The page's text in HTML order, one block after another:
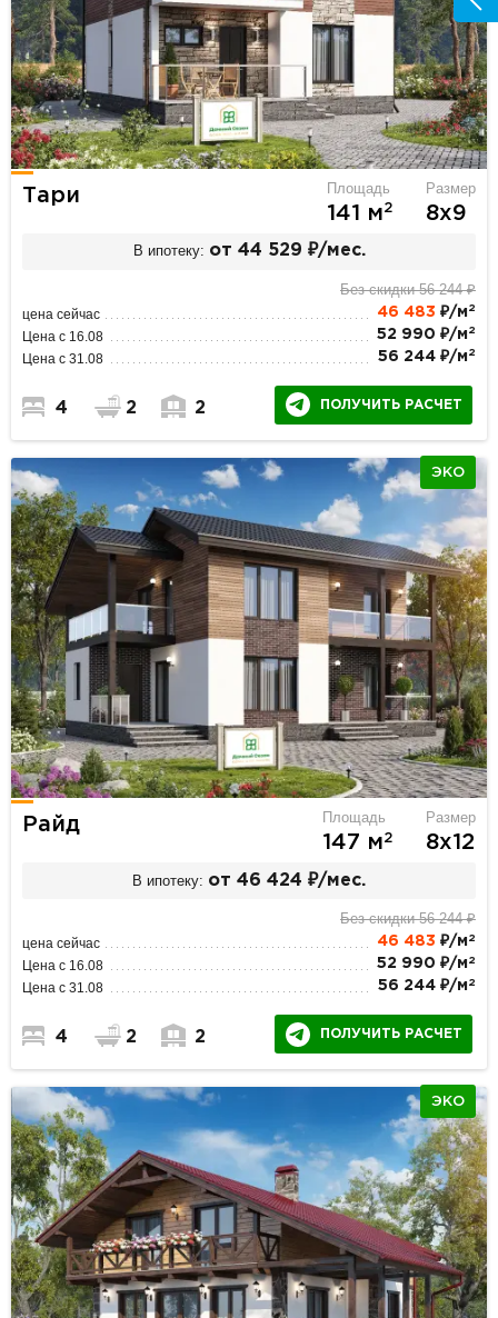
Тари Площадь
141 м2
Размер
8х9
В ипотеку: от 44 529 ₽/мес.
Без скидки 56 244 ₽
цена сейчас 46 483 ₽/м 2
Цена с 16.08 52 990 ₽/м 2
Цена с 31.08 56 244 ₽/м 2
4 2 2 ПОЛУЧИТЬ РАСЧЕТ
ЭКО
Райд Площадь
147 м2
Размер
8х12
В ипотеку: от 46 424 ₽/мес.
Без скидки 56 244 ₽
цена сейчас 46 483 ₽/м 2
Цена с 16.08 52 990 ₽/м 2
Цена с 31.08 56 244 ₽/м 2
4 2 2 ПОЛУЧИТЬ РАСЧЕТ
ЭКО